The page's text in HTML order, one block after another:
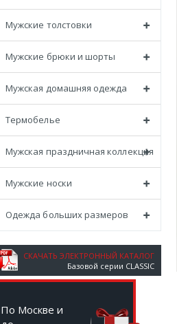
Мужские толстовки
Мужские брюки и шорты
Мужская домашняя одежда
Термобелье
Мужская праздничная коллекция
Мужские носки
Одежда больших размеров
СКАЧАТЬ ЭЛЕКТРОННЫЙ КАТАЛОГ
Базовой серии CLASSIC
По Москве и